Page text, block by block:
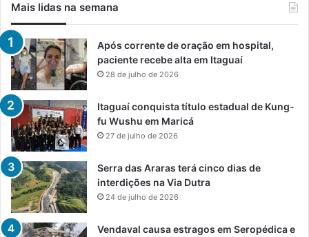
Mais lidas na semana
Após corrente de oração em hospital,
paciente recebe alta em Itaguaí
28 de julho de 2026
Itaguaí conquista título estadual de Kung-
fu Wushu em Maricá
27 de julho de 2026
Serra das Araras terá cinco dias de
interdições na Via Dutra
24 de julho de 2026
Vendaval causa estragos em Seropédica e